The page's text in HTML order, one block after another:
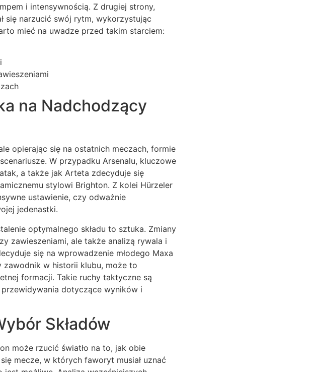
i intensywnością. Z drugiej strony,
się narzucić swój rytm, wykorzystując
mieć na uwadze przed takim starciem:
na Nadchodzący
opierając się na ostatnich meczach, formie
W przypadku Arsenalu, kluczowe
a także jak Arteta zdecyduje się
stylowi Brighton. Z kolei Hürzeler
ustawienie, czy odważnie
jedenastki.
optymalnego składu to sztuka. Zmiany
zawieszeniami, ale także analizą rywala i
się na wprowadzenie młodego Maxa
zawodnik w historii klubu, może to
formacji. Takie ruchy taktyczne są
dotyczące wyników i
Składów
może rzucić światło na to, jak obie
mecze, w których faworyt musiał uznać